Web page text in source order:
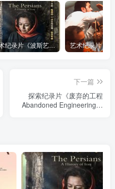
艺术纪录片《波斯艺术 Art of Persia》下载
下一篇
探索纪录片《废弃的工程
Abandoned Engineering》